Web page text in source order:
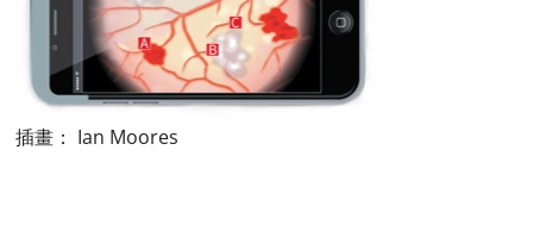
插畫： Ian Moores